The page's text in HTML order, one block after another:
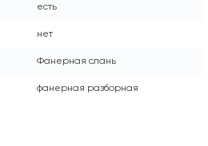
есть
нет
Фанерная слань
фанерная разборная